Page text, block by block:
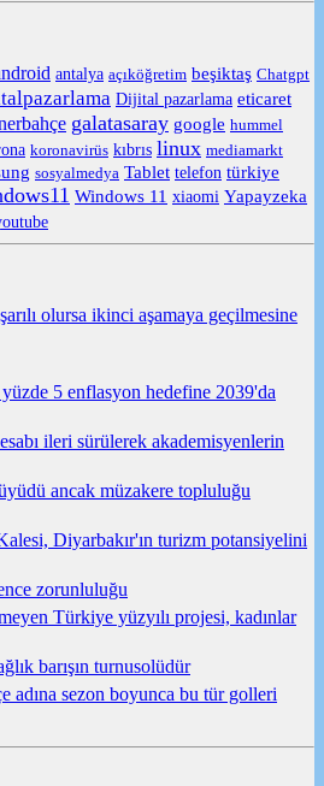
antalya açıköğretim beşiktaş Chatgpt
Dijital pazarlama eticaret
galatasaray google hummel
koronavirüs kıbrıs linux mediamarkt
sosyalmedya Tablet telefon türkiye
Windows 11 xiaomi Yapayzeka
olursa ikinci aşamaya geçilmesine
5 enflasyon hedefine 2039'da
ileri sürülerek akademisyenlerin
ancak müzakere topluluğu
Diyarbakır'ın turizm potansiyelini
zorunluluğu
Türkiye yüzyılı projesi, kadınlar
barışın turnusolüdür
adına sezon boyunca bu tür golleri